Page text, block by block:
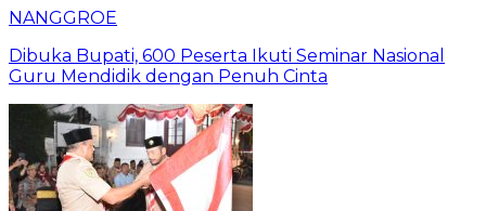
NANGGROE
Dibuka Bupati, 600 Peserta Ikuti Seminar Nasional
Guru Mendidik dengan Penuh Cinta